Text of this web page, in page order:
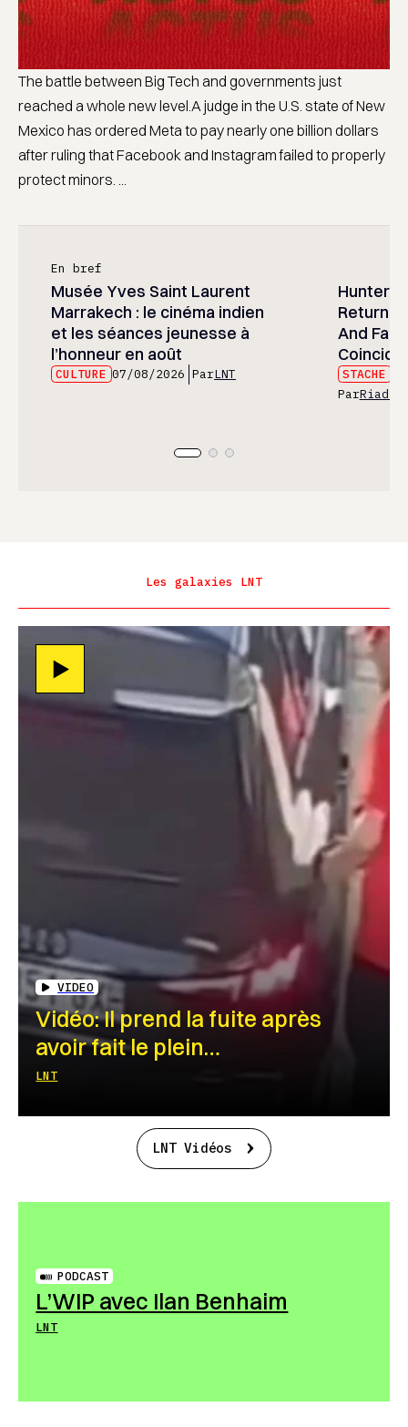
The battle between Big Tech and governments just
reached a whole new level.A judge in the U.S. state of New
Mexico has ordered Meta to pay nearly one billion dollars
after ruling that Facebook and Instagram failed to properly
protect minors. ...
En bref
Musée Yves Saint Laurent
Marrakech : le cinéma indien
et les séances jeunesse à
l’honneur en août
CULTURE 07/08/2026 ParLNT
Hunter
And
STACHE
ParRiad
Les galaxies LNT
VIDEO
Vidéo: Il prend la fuite après
avoir fait le plein…
LNT
LNT Vidéos
PODCAST
L’WIP avec Ilan Benhaim
LNT